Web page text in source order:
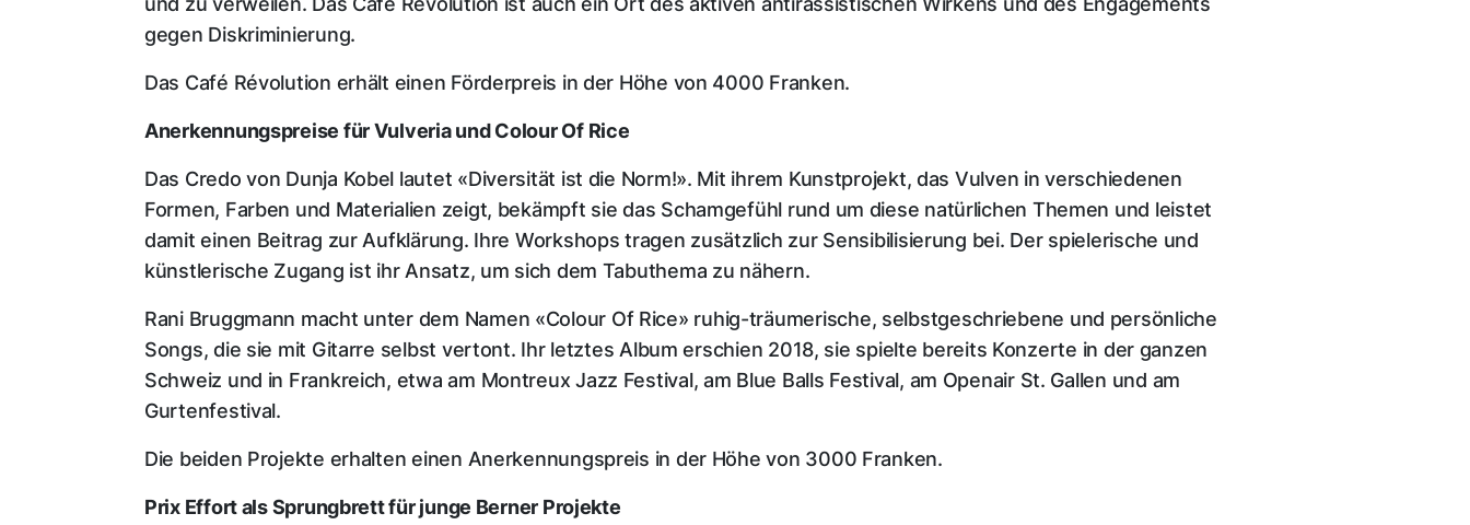
gegen Diskriminierung.
Das Café Révolution erhält einen Förderpreis in der Höhe von 4000 Franken.
Anerkennungspreise für Vulveria und Colour Of Rice
Das Credo von Dunja Kobel lautet «Diversität ist die Norm!». Mit ihrem Kunstprojekt, das Vulven in verschiedenen
Formen, Farben und Materialien zeigt, bekämpft sie das Schamgefühl rund um diese natürlichen Themen und leistet
damit einen Beitrag zur Aufklärung. Ihre Workshops tragen zusätzlich zur Sensibilisierung bei. Der spielerische und
künstlerische Zugang ist ihr Ansatz, um sich dem Tabuthema zu nähern.
Rani Bruggmann macht unter dem Namen «Colour Of Rice» ruhig-träumerische, selbstgeschriebene und persönliche
Songs, die sie mit Gitarre selbst vertont. Ihr letztes Album erschien 2018, sie spielte bereits Konzerte in der ganzen
Schweiz und in Frankreich, etwa am Montreux Jazz Festival, am Blue Balls Festival, am Openair St. Gallen und am
Gurtenfestival.
Die beiden Projekte erhalten einen Anerkennungspreis in der Höhe von 3000 Franken.
Prix Effort als Sprungbrett für junge Berner Projekte